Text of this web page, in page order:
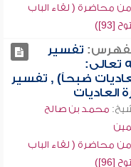
محاضرة ( لقاء الباب
[93])
تفسير
تعالى:
ضبحاً) , تفسير
العاديات
محمد بن صالح
محاضرة ( لقاء الباب
[96])